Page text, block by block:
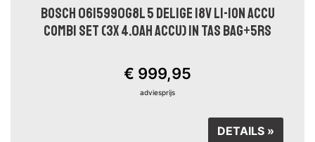
BOSCH 0615990G8L 5 DELIGE 18V LI-ION ACCU
COMBI SET (3X 4.0AH ACCU) IN TAS BAG+5RS
€ 999,95
adviesprijs
DETAILS »